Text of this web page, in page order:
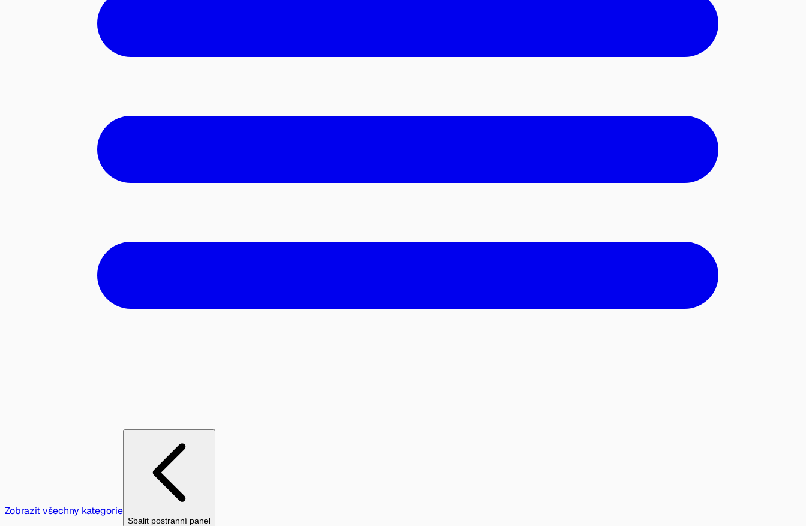
Zobrazit všechny kategorie
Sbalit postranní panel